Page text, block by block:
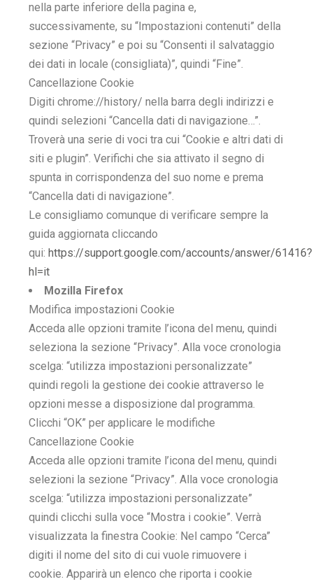
nella parte inferiore della pagina e,
successivamente, su “Impostazioni contenuti” della
sezione “Privacy” e poi su “Consenti il salvataggio
dei dati in locale (consigliata)”, quindi “Fine”.
Cancellazione Cookie
Digiti chrome://history/ nella barra degli indirizzi e
quindi selezioni “Cancella dati di navigazione…”.
Troverà una serie di voci tra cui “Cookie e altri dati di
siti e plugin”. Verifichi che sia attivato il segno di
spunta in corrispondenza del suo nome e prema
“Cancella dati di navigazione”.
Le consigliamo comunque di verificare sempre la
guida aggiornata cliccando
qui:https://support.google.com/accounts/answer/61416?
hl=it
Mozilla Firefox
Modifica impostazioni Cookie
Acceda alle opzioni tramite l’icona del menu, quindi
seleziona la sezione “Privacy”. Alla voce cronologia
scelga: “utilizza impostazioni personalizzate”
quindi regoli la gestione dei cookie attraverso le
opzioni messe a disposizione dal programma.
Clicchi “OK” per applicare le modifiche
Cancellazione Cookie
Acceda alle opzioni tramite l’icona del menu, quindi
selezioni la sezione “Privacy”. Alla voce cronologia
scelga: “utilizza impostazioni personalizzate”
quindi clicchi sulla voce “Mostra i cookie”. Verrà
visualizzata la finestra Cookie: Nel campo “Cerca”
digiti il nome del sito di cui vuole rimuovere i
cookie. Apparirà un elenco che riporta i cookie